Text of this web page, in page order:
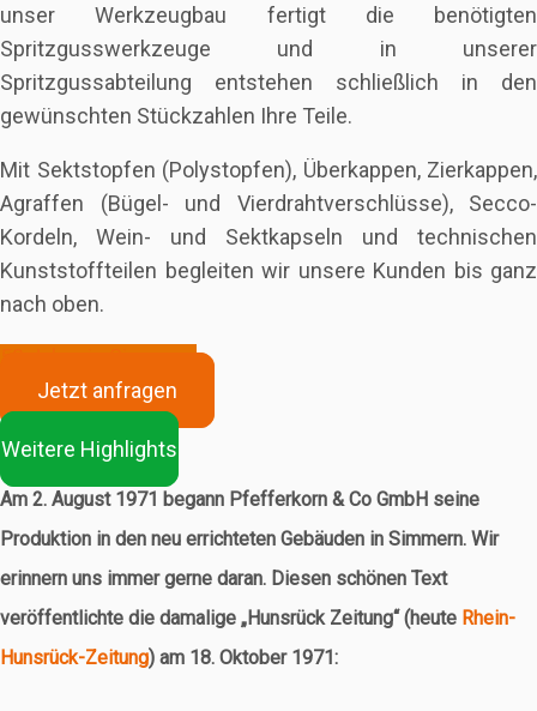
unser Werkzeugbau fertigt die benötigten
Spritzgusswerkzeuge und in unserer
Spritzgussabteilung entstehen schließlich in den
gewünschten Stückzahlen Ihre Teile.
Mit Sektstopfen (Polystopfen), Überkappen, Zierkappen,
Agraffen (Bügel- und Vierdrahtverschlüsse), Secco-
Kordeln, Wein- und Sektkapseln und technischen
Kunststoffteilen begleiten wir unsere Kunden bis ganz
nach oben.
Jetzt anfragen
Weitere Highlights
Am 2. August 1971 begann Pfefferkorn & Co GmbH seine
Produktion in den neu errichteten Gebäuden in Simmern. Wir
erinnern uns immer gerne daran. Diesen schönen Text
veröffentlichte die damalige „Hunsrück Zeitung“ (heute Rhein-
Hunsrück-Zeitung) am 18. Oktober 1971: